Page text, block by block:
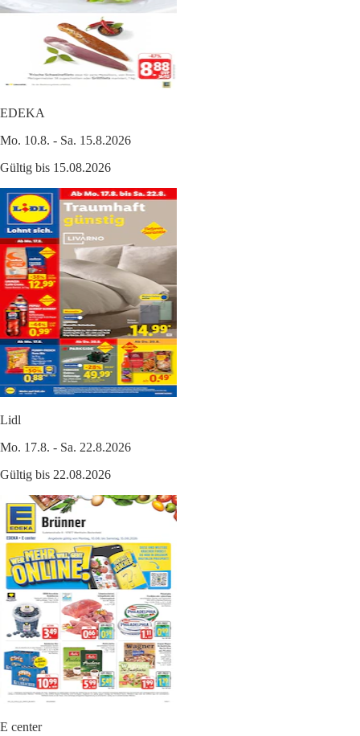
EDEKA
Mo. 10.8. - Sa. 15.8.2026
Gültig bis 15.08.2026
Lidl
Mo. 17.8. - Sa. 22.8.2026
Gültig bis 22.08.2026
E center